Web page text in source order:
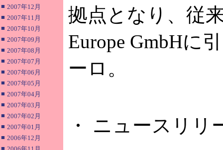
■ 2007年12月
■ 2007年11月
■ 2007年10月
■ 2007年09月
■ 2007年08月
■ 2007年07月
■ 2007年06月
■ 2007年05月
■ 2007年04月
■ 2007年03月
■ 2007年02月
■ 2007年01月
■ 2006年12月
■
拠点となり、従
Europe GmbHに
ーロ。
・ ニュースリリ